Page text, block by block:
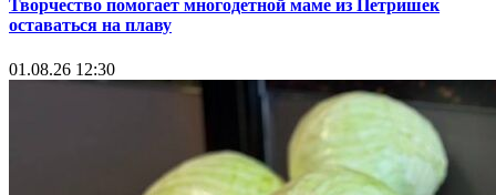
Творчество помогает многодетной маме из Петришек
оставаться на плаву
01.08.26 12:30